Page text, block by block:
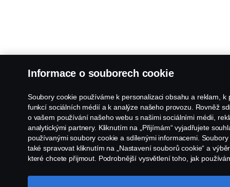
Informace o souborech cookie
Soubory cookie používáme k personalizaci obsahu a reklam, k
funkcí sociálních médií a k analýze našeho provozu. Rovněž
o vašem používání našeho webu s našimi sociálními médii,
analytickými partnery. Kliknutím na „Přijímám“ vyjadřujete
používanými soubory cookie a sdílenými informacemi.
také spravovat kliknutím na „Nastavení souborů cookie“ a
které chcete přijmout. Podrobnější vysvětlení toho, jak
odkaz pod tímto textem.